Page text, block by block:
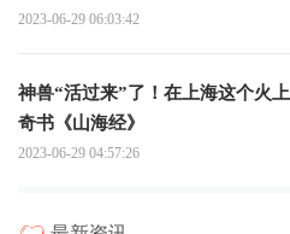
2023-06-29 06:03:42
神兽“活过来”了！在上海这个火
奇书《山海经》
2023-06-29 04:57:26